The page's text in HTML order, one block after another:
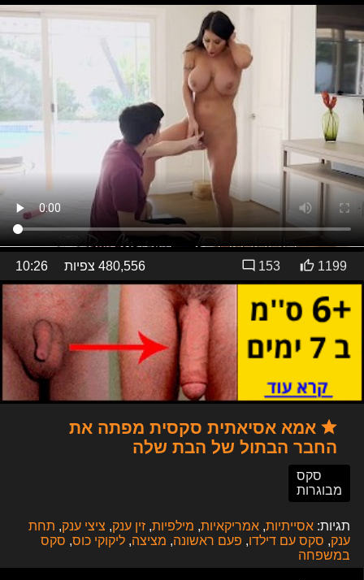
10:26 480,556 צפיות 1199
153
אמא אסיאתית סקסית מפתה את
החבר הבתול של הבת שלה
סקס
מבוגרות
תגיות: אסייתיות, אמריקאיות, מילפיות, זין ענק, ציצי ענק, תחת
ענק, סקס עם דילדו, פעם ראשונה, מציצה, ליקוקי כוס, סקס
במשפחה